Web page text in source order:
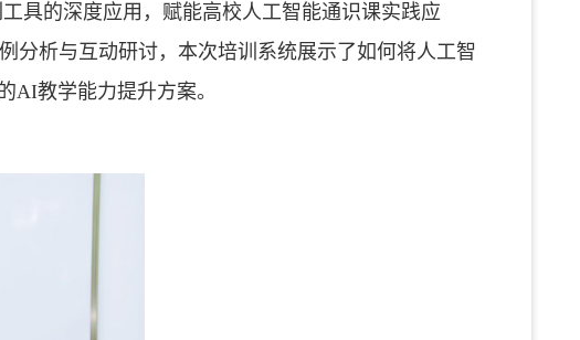
具的深度应用，赋能高校人工智能通识课实践应
分析与互动研讨，本次培训系统展示了如何将人工智
AI教学能力提升方案。